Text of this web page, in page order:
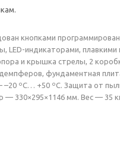
кнопками
LED-индикаторами,
и крышка стрелы, 2
фундаментная
ºС… +50 ºС. Защита от
— 330×295×1146 мм. Вес — 35